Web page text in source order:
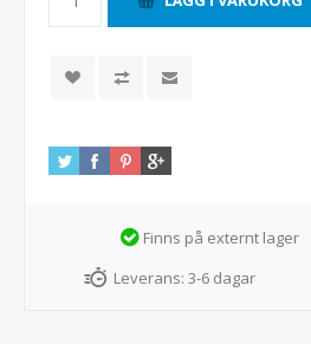
Finns på externt lager
Leverans: 3-6 dagar